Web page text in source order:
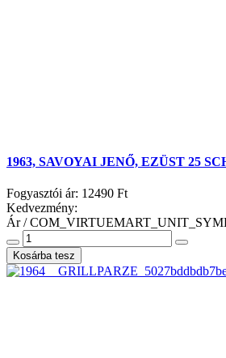
1963, SAVOYAI JENŐ, EZÜST 25
Fogyasztói ár: 12490 Ft
Kedvezmény:
Ár /